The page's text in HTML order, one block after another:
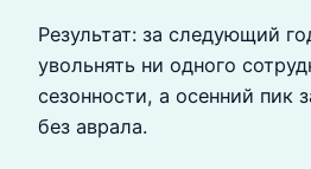
Результат: за следующий
увольнять ни одного
сезонности, а осенний пик
без аврала.